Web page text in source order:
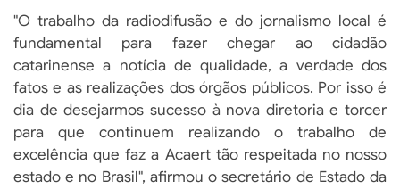
"O trabalho da radiodifusão e do jornalismo local é
fundamental para fazer chegar ao cidadão
catarinense a notícia de qualidade, a verdade dos
fatos e as realizações dos órgãos públicos. Por isso é
dia de desejarmos sucesso à nova diretoria e torcer
para que continuem realizando o trabalho de
excelência que faz a Acaert tão respeitada no nosso
estado e no Brasil", afirmou o secretário de Estado da